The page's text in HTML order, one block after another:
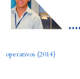
operativos (2014)